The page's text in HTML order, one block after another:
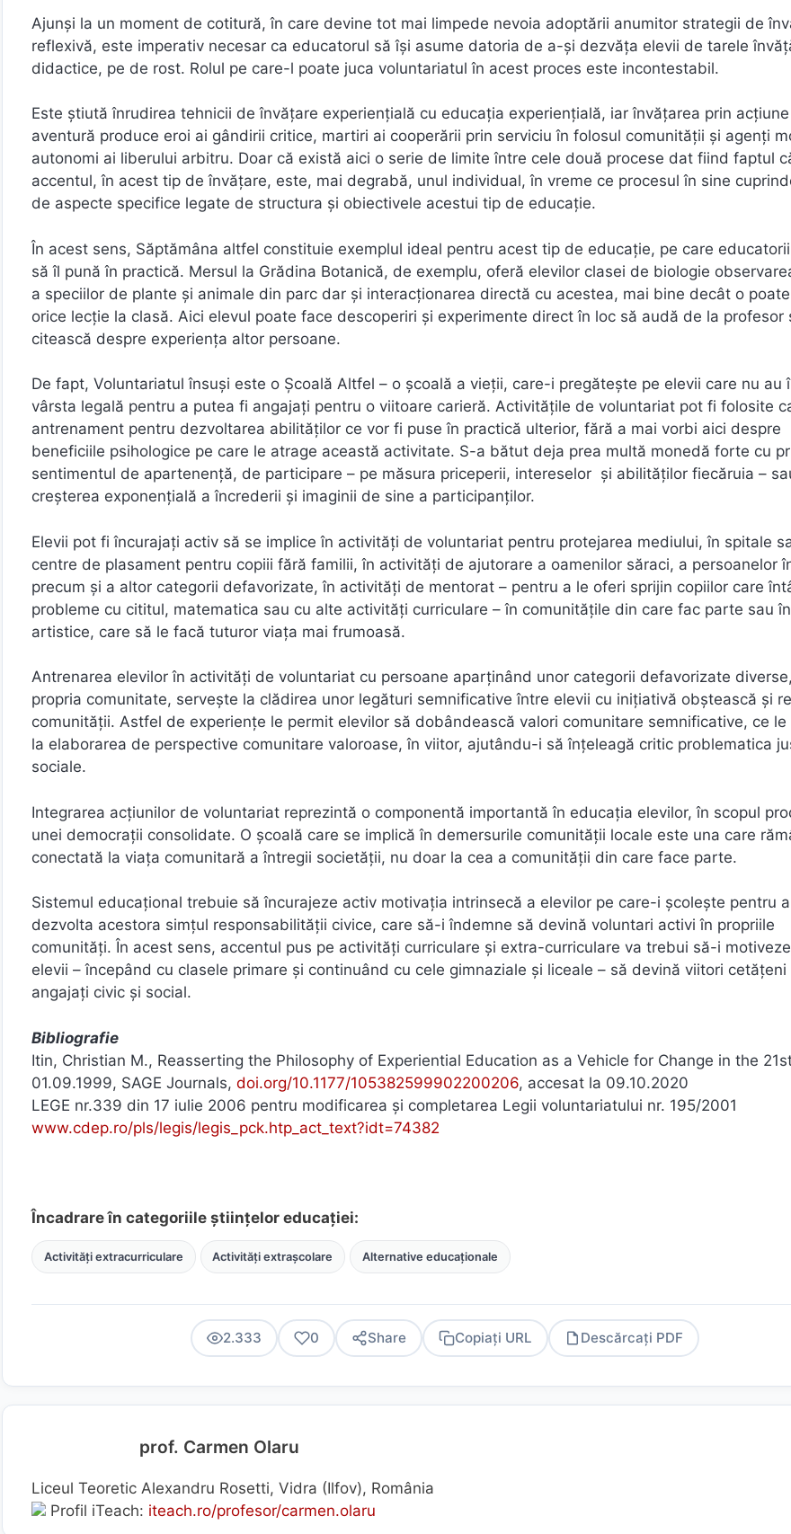
Ajunși la un moment de cotitură, în care devine tot mai limpede nevoia adoptării anumitor strategii de
reflexivă, este imperativ necesar ca educatorul să își asume datoria de a-și dezvăța elevii de tarele
didactice, pe de rost. Rolul pe care-l poate juca voluntariatul în acest proces este incontestabil.
Este știută înrudirea tehnicii de învățare experiențială cu educația experiențială, iar învățarea prin
aventură produce eroi ai gândirii critice, martiri ai cooperării prin serviciu în folosul comunității și agenți
autonomi ai liberului arbitru. Doar că există aici o serie de limite între cele două procese dat fiind faptul
accentul, în acest tip de învățare, este, mai degrabă, unul individual, în vreme ce procesul în sine
de aspecte specifice legate de structura și obiectivele acestui tip de educație.
În acest sens, Săptămâna altfel constituie exemplul ideal pentru acest tip de educație, pe care
să îl pună în practică. Mersul la Grădina Botanică, de exemplu, oferă elevilor clasei de biologie
a speciilor de plante și animale din parc dar și interacționarea directă cu acestea, mai bine decât o
orice lecție la clasă. Aici elevul poate face descoperiri și experimente direct în loc să audă de la profesor
citească despre experiența altor persoane.
De fapt, Voluntariatul însuși este o Școală Altfel – o școală a vieții, care-i pregătește pe elevii care nu au
vârsta legală pentru a putea fi angajați pentru o viitoare carieră. Activitățile de voluntariat pot fi folosite
antrenament pentru dezvoltarea abilităților ce vor fi puse în practică ulterior, fără a mai vorbi aici despre
beneficiile psihologice pe care le atrage această activitate. S-a bătut deja prea multă monedă forte cu
sentimentul de apartenență, de participare – pe măsura priceperii, intereselor și abilităților fiecăruia –
creșterea exponențială a încrederii și imaginii de sine a participanților.
Elevii pot fi încurajați activ să se implice în activități de voluntariat pentru protejarea mediului, în spitale
centre de plasament pentru copiii fără familii, în activități de ajutorare a oamenilor săraci, a persoanelor
precum și a altor categorii defavorizate, în activități de mentorat – pentru a le oferi sprijin copiilor care
probleme cu cititul, matematica sau cu alte activități curriculare – în comunitățile din care fac parte sau
artistice, care să le facă tuturor viața mai frumoasă.
Antrenarea elevilor în activități de voluntariat cu persoane aparținând unor categorii defavorizate
propria comunitate, servește la clădirea unor legături semnificative între elevii cu inițiativă obștească și
comunității. Astfel de experiențe le permit elevilor să dobândească valori comunitare semnificative, ce le
la elaborarea de perspective comunitare valoroase, în viitor, ajutându-i să înțeleagă critic problematica
sociale.
Integrarea acțiunilor de voluntariat reprezintă o componentă importantă în educația elevilor, în scopul
unei democrații consolidate. O școală care se implică în demersurile comunității locale este una care
conectată la viața comunitară a întregii societății, nu doar la cea a comunității din care face parte.
Sistemul educațional trebuie să încurajeze activ motivația intrinsecă a elevilor pe care-i școlește pentru
dezvolta acestora simțul responsabilității civice, care să-i îndemne să devină voluntari activi în propriile
comunități. În acest sens, accentul pus pe activități curriculare și extra-curriculare va trebui să-i
elevii – începând cu clasele primare și continuând cu cele gimnaziale și liceale – să devină viitori cetățeni
angajați civic și social.
Bibliografie
Itin, Christian M., Reasserting the Philosophy of Experiential Education as a Vehicle for Change in the
01.09.1999, SAGE Journals, doi.org/10.1177/105382599902200206, accesat la 09.10.2020
LEGE nr.339 din 17 iulie 2006 pentru modificarea şi completarea Legii voluntariatului nr. 195/2001
www.cdep.ro/pls/legis/legis_pck.htp_act_text?idt=74382
Încadrare în categoriile științelor educației:
Activități extracurriculare Activități extrașcolare Alternative educaționale
2.333 0 Share Copiați URL Descărcați PDF
prof. Carmen Olaru
Liceul Teoretic Alexandru Rosetti, Vidra (Ilfov), România
Profil iTeach: iteach.ro/profesor/carmen.olaru